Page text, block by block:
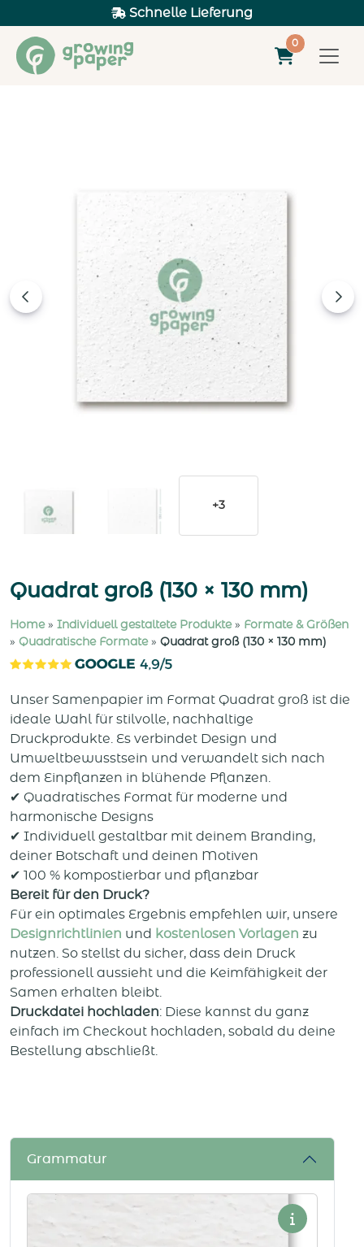
Schnelle Lieferung
0
+3
Quadrat groß (130 × 130 mm)
Home» Individuell gestaltete Produkte» Formate & Größen
» Quadratische Formate» Quadrat groß (130 × 130 mm)
Unser Samenpapier im Format Quadrat groß ist die
ideale Wahl für stilvolle, nachhaltige
Druckprodukte. Es verbindet Design und
Umweltbewusstsein und verwandelt sich nach
dem Einpflanzen in blühende Pflanzen.
✔ Quadratisches Format für moderne und
harmonische Designs
✔ Individuell gestaltbar mit deinem Branding,
deiner Botschaft und deinen Motiven
✔ 100 % kompostierbar und pflanzbar
Bereit für den Druck?
Für ein optimales Ergebnis empfehlen wir, unsere
Designrichtlinien und kostenlosen Vorlagen zu
nutzen. So stellst du sicher, dass dein Druck
professionell aussieht und die Keimfähigkeit der
Samen erhalten bleibt.
Druckdatei hochladen: Diese kannst du ganz
einfach im Checkout hochladen, sobald du deine
Bestellung abschließt.
Grammatur